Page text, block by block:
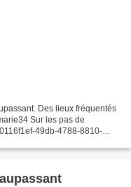
Des lieux fréquentés
Sur les pas de
49db-4788-8810-